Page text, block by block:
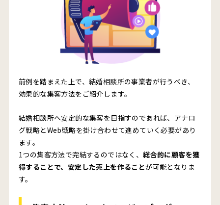
前例を踏まえた上で、結婚相談所の事業者が行うべき、
効果的な集客方法をご紹介します。
結婚相談所へ安定的な集客を目指すのであれば、アナロ
グ戦略とWeb戦略を掛け合わせて進めていく必要があり
ます。
1つの集客方法で完結するのではなく、総合的に顧客を獲
得することで、安定した売上を作ることが可能となりま
す。